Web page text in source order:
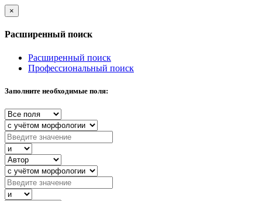
×
Расширенный поиск
Расширенный поиск
Профессиональный поиск
Заполните необходимые поля: